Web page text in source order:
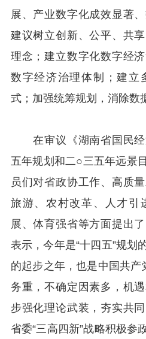
展、产业数字化成效显著
建议树立创新、公平、共
理念；建立数字化数字经
数字经济治理体制；建立
式；加强统筹规划，消除数
在审议《湖南省国民经
五年规划和二○三五年远景
员们对省政协工作、高质
旅游、农村改革、人才引
展、体育强省等方面提出
表示，今年是“十四五”规划
的起步之年，也是中国共
务重，不确定因素多，机
步强化理论武装，夯实共
省委“三高四新”战略积极参